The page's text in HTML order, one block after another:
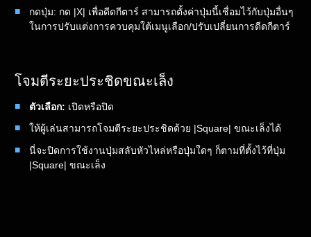
กดปุ่ม: กด |X| เพื่อดีดกีตาร์ สามารถตั้งค่าปุ่มนี้เชื่อมไว้กับปุ่มอื่นๆ
ในการปรับแต่งการควบคุมใต้เมนูเลือก/ปรับเปลี่ยนการดีดกีตาร์
โจมตีระยะประชิดขณะเล็ง
ตัวเลือก: เปิดหรือปิด
ให้ผู้เล่นสามารถโจมตีระยะประชิดด้วย |Square| ขณะเล็งได้
นี่จะปิดการใช้งานปุ่มสลับหัวไหล่หรือปุ่มใดๆ ก็ตามที่ตั้งไว้ที่ปุ่ม
|Square| ขณะเล็ง